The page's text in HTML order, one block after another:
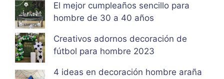
El mejor cumpleaños sencillo para
hombre de 30 a 40 años
Creativos adornos decoración de
fútbol para hombre 2023
4 ideas en decoración hombre araña